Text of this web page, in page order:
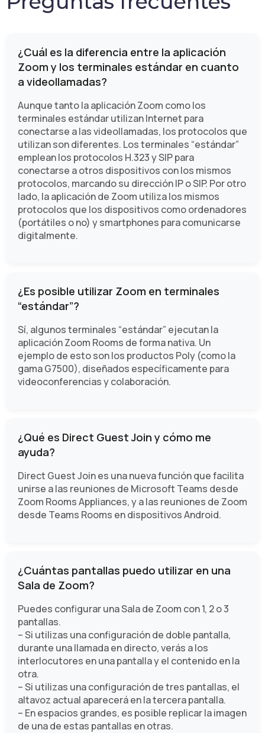
¿Cuál es la diferencia entre la aplicación
Zoom y los terminales estándar en cuanto
a videollamadas?
Aunque tanto la aplicación Zoom como los
terminales estándar utilizan Internet para
conectarse a las videollamadas, los protocolos que
utilizan son diferentes. Los terminales “estándar”
emplean los protocolos H.323 y SIP para
conectarse a otros dispositivos con los mismos
protocolos, marcando su dirección IP o SIP. Por otro
lado, la aplicación de Zoom utiliza los mismos
protocolos que los dispositivos como ordenadores
(portátiles o no) y smartphones para comunicarse
digitalmente.
¿Es posible utilizar Zoom en terminales
“estándar”?
Sí, algunos terminales “estándar” ejecutan la
aplicación Zoom Rooms de forma nativa. Un
ejemplo de esto son los productos Poly (como la
gama G7500), diseñados específicamente para
videoconferencias y colaboración.
¿Qué es Direct Guest Join y cómo me
ayuda?
Direct Guest Join es una nueva función que facilita
unirse a las reuniones de Microsoft Teams desde
Zoom Rooms Appliances, y a las reuniones de Zoom
desde Teams Rooms en dispositivos Android.
¿Cuántas pantallas puedo utilizar en una
Sala de Zoom?
Puedes configurar una Sala de Zoom con 1, 2 o 3
pantallas.
– Si utilizas una configuración de doble pantalla,
durante una llamada en directo, verás a los
interlocutores en una pantalla y el contenido en la
otra.
– Si utilizas una configuración de tres pantallas, el
altavoz actual aparecerá en la tercera pantalla.
– En espacios grandes, es posible replicar la imagen
de una de estas pantallas en otras.